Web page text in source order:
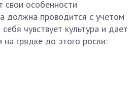
свои особенности
должна проводится с учетом
чувствует культура и дает
грядке до этого росли: